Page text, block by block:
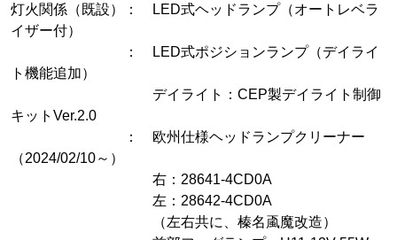
灯火関係（既設）： LED式ヘッドランプ（オートレベラ
イザー付）
： LED式ポジションランプ（デイライ
ト機能追加）
デイライト：CEP製デイライト制御
キットVer.2.0
： 欧州仕様ヘッドランプクリーナー
（2024/02/10～）
右：28641-4CD0A
左：28642-4CD0A
（左右共に、榛名颪魔改造）